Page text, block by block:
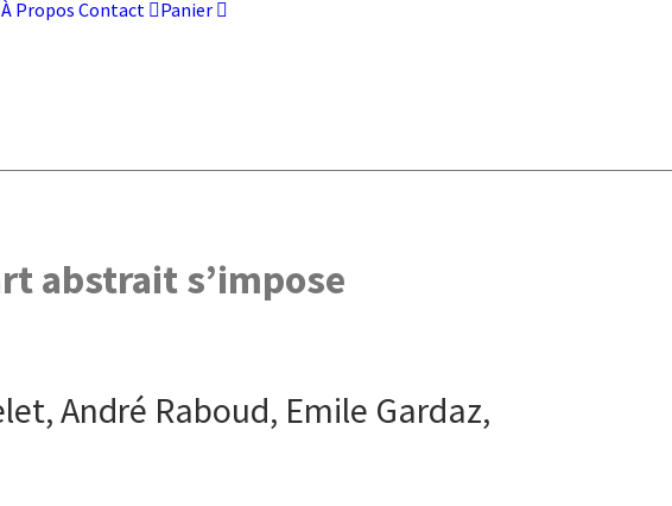
À Propos Contact Panier
abstrait s’impose
André Raboud, Emile Gardaz,